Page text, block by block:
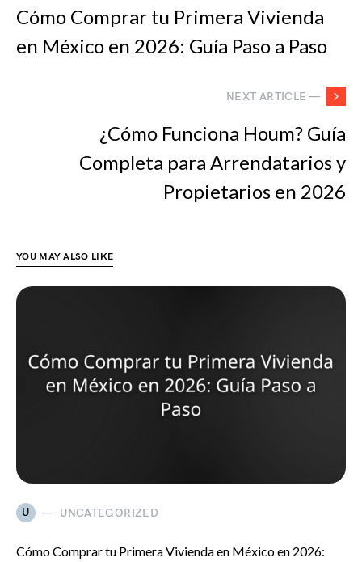
Cómo Comprar tu Primera Vivienda
en México en 2026: Guía Paso a Paso
NEXT ARTICLE —
¿Cómo Funciona Houm? Guía
Completa para Arrendatarios y
Propietarios en 2026
YOU MAY ALSO LIKE
U UNCATEGORIZED
Cómo Comprar tu Primera Vivienda en México en 2026: